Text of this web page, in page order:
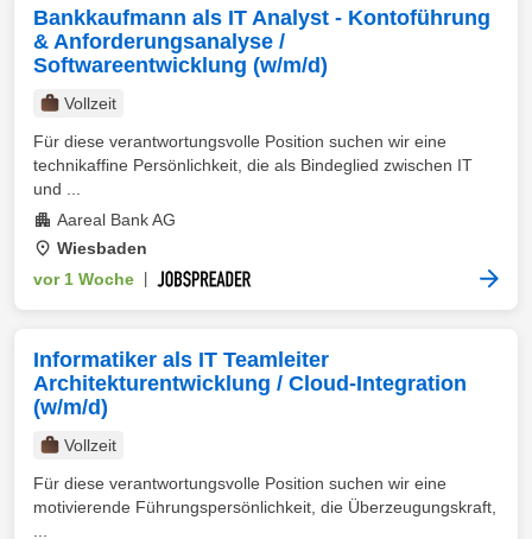
Bankkaufmann als IT Analyst - Kontoführung
& Anforderungsanalyse /
Softwareentwicklung (w/m/d)
Vollzeit
Für diese verantwortungsvolle Position suchen wir eine
technikaffine Persönlichkeit, die als Bindeglied zwischen IT
und ...
Aareal Bank AG
Wiesbaden
vor 1 Woche
Informatiker als IT Teamleiter
Architekturentwicklung / Cloud-Integration
(w/m/d)
Vollzeit
Für diese verantwortungsvolle Position suchen wir eine
motivierende Führungspersönlichkeit, die Überzeugungskraft,